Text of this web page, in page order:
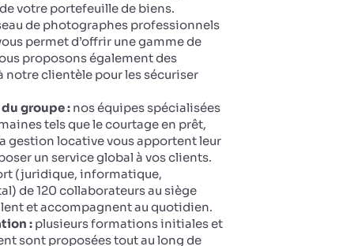
votre portefeuille de biens.
de photographes professionnels
permet d’offrir une gamme de
proposons également des
notre clientèle pour les sécuriser
groupe : nos équipes spécialisées
tels que le courtage en prêt,
gestion locative vous apportent leur
un service global à vos clients.
(juridique, informatique,
de 120 collaborateurs au siège
et accompagnent au quotidien.
: plusieurs formations initiales et
sont proposées tout au long de